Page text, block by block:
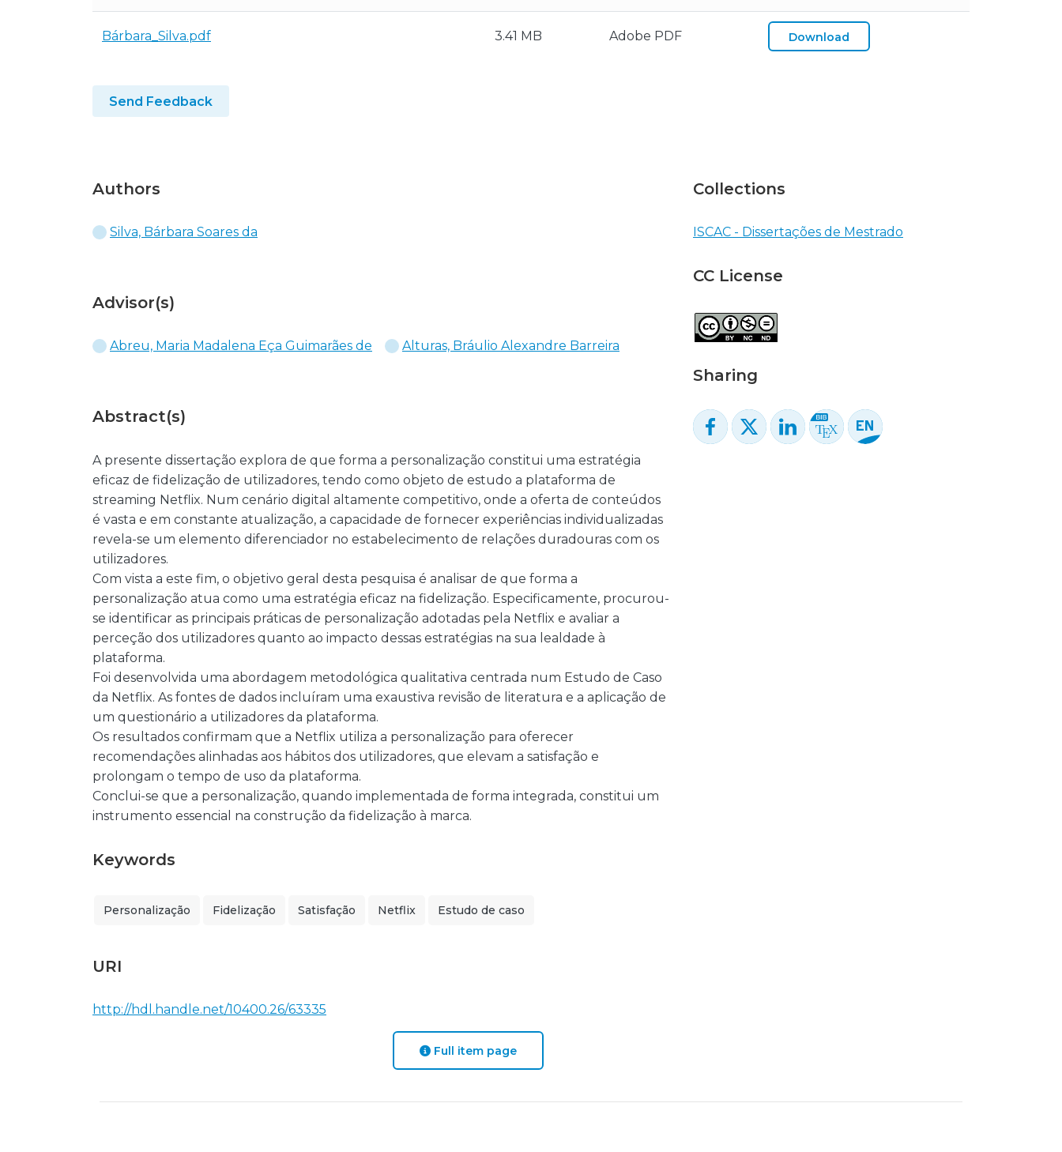
Bárbara_Silva.pdf 3.41 MB Adobe PDF Download
Send Feedback
Authors
Silva, Bárbara Soares da
Advisor(s)
Abreu, Maria Madalena Eça Guimarães de Alturas, Bráulio Alexandre Barreira
Abstract(s)
A presente dissertação explora de que forma a personalização constitui uma estratégia
eficaz de fidelização de utilizadores, tendo como objeto de estudo a plataforma de
streaming Netflix. Num cenário digital altamente competitivo, onde a oferta de conteúdos
é vasta e em constante atualização, a capacidade de fornecer experiências individualizadas
revela-se um elemento diferenciador no estabelecimento de relações duradouras com os
utilizadores.
Com vista a este fim, o objetivo geral desta pesquisa é analisar de que forma a
personalização atua como uma estratégia eficaz na fidelização. Especificamente, procurou-
se identificar as principais práticas de personalização adotadas pela Netflix e avaliar a
perceção dos utilizadores quanto ao impacto dessas estratégias na sua lealdade à
plataforma.
Foi desenvolvida uma abordagem metodológica qualitativa centrada num Estudo de Caso
da Netflix. As fontes de dados incluíram uma exaustiva revisão de literatura e a aplicação de
um questionário a utilizadores da plataforma.
Os resultados confirmam que a Netflix utiliza a personalização para oferecer
recomendações alinhadas aos hábitos dos utilizadores, que elevam a satisfação e
prolongam o tempo de uso da plataforma.
Conclui-se que a personalização, quando implementada de forma integrada, constitui um
instrumento essencial na construção da fidelização à marca.
Keywords
Personalização Fidelização Satisfação Netflix Estudo de caso
URI
http://hdl.handle.net/10400.26/63335
Collections
ISCAC - Dissertações de Mestrado
CC License
Sharing
Full item page